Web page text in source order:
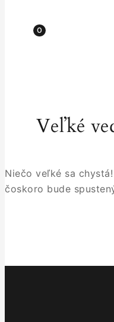
0
Veľké
Niečo veľké sa
čoskoro bude